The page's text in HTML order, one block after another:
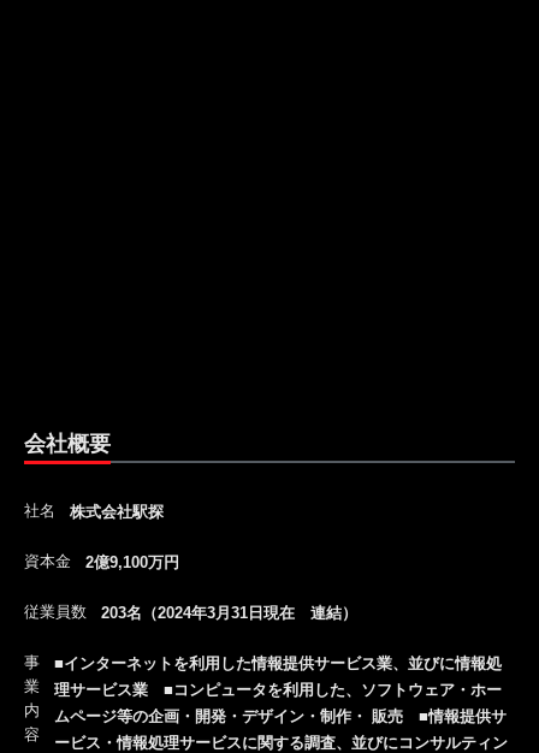
会社概要
社名 株式会社駅探
資本金 2億9,100万円
従業員数 203名（2024年3月31日現在 連結）
事
業
内
容
■インターネットを利用した情報提供サービス業、並びに情報処
理サービス業 ■コンピュータを利用した、ソフトウェア・ホー
ムページ等の企画・開発・デザイン・制作・ 販売 ■情報提供サ
ービス・情報処理サービスに関する調査、並びにコンサルティン